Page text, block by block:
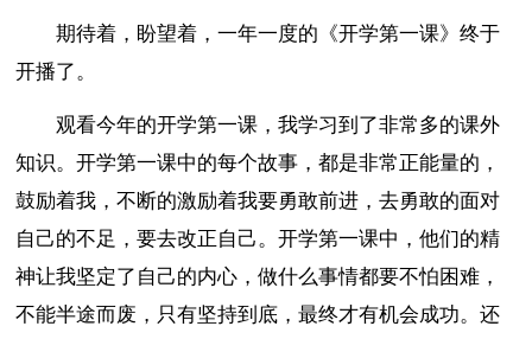
期待着，盼望着，一年一度的《开学第一课》终于
开播了。
观看今年的开学第一课，我学习到了非常多的课外
知识。开学第一课中的每个故事，都是非常正能量的，
鼓励着我，不断的激励着我要勇敢前进，去勇敢的面对
自己的不足，要去改正自己。开学第一课中，他们的精
神让我坚定了自己的内心，做什么事情都要不怕困难，
不能半途而废，只有坚持到底，最终才有机会成功。还